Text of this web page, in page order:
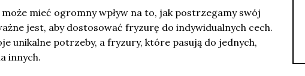
mieć ogromny wpływ na to, jak postrzegamy swój
jest, aby dostosować fryzurę do indywidualnych cech.
unikalne potrzeby, a fryzury, które pasują do jednych,
innych.